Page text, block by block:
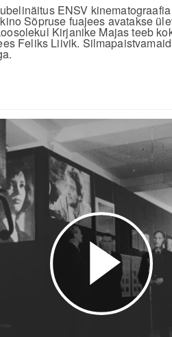
ENSV
Sõpruse fuajees avatakse
Kirjanike Majas teeb
Feliks Liivik.
Esita
video